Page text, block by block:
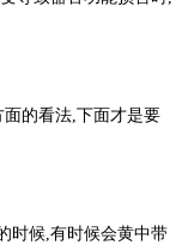
的看法,下面才是要
候,有时候会黄中带